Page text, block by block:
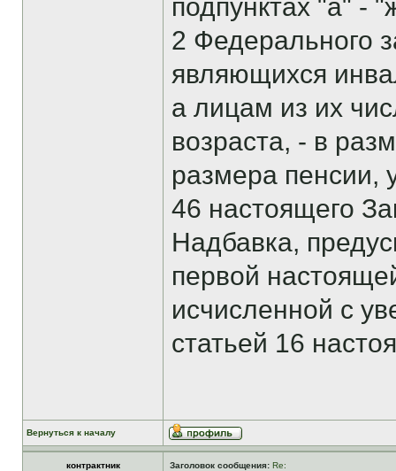
подпунктах "а" -
2 Федерального
являющихся
а лицам из их
возраста, - в
размера пенсии,
46 настоящего
Надбавка,
первой
исчисленной с
статьей 16
Вернуться к началу
контрактник Заголовок сообщения: Re: